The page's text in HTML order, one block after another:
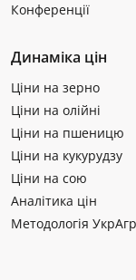
Конференції
Динаміка цін
Ціни на зерно
Ціни на олійні
Ціни на пшеницю
Ціни на кукурудзу
Ціни на сою
Аналітика цін
Методологія